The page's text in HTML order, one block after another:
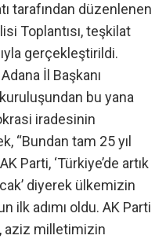
tarafından düzenlenen
Toplantısı, teşkilat
gerçekleştirildi.
İl Başkanı
bu yana
iradesinin
“Bundan tam 25 yıl
Parti, ‘Türkiye’de artık
diyerek ülkemizin
ilk adımı oldu. AK Parti
aziz milletimizin